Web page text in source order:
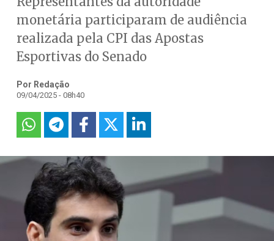
monetária participaram de audiência
realizada pela CPI das Apostas
Esportivas do Senado
Por Redação
09/04/2025 - 08h40